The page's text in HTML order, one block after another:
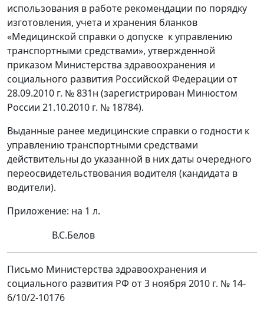
использования в работе рекомендации по порядку
изготовления, учета и хранения бланков
«Медицинской справки о допуске к управлению
транспортными средствами», утвержденной
приказом Министерства здравоохранения и
социального развития Российской Федерации от
28.09.2010 г. № 831н (зарегистрирован Минюстом
России 21.10.2010 г. № 18784).
Выданные ранее медицинские справки о годности к
управлению транспортными средствами
действительны до указанной в них даты очередного
переосвидетельствования водителя (кандидата в
водители).
Приложение: на 1 л.
В.С.Белов
Письмо Министерства здравоохранения и
социального развития РФ от 3 ноября 2010 г. № 14-
6/10/2-10176